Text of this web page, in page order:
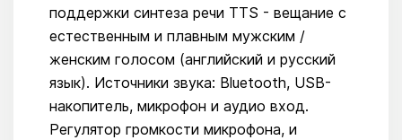
поддержки синтеза речи TTS - вещание с
естественным и плавным мужским /
женским голосом (английский и русский
язык). Источники звука: Bluetooth, USB-
накопитель, микрофон и аудио вход.
Регулятор громкости микрофона, и